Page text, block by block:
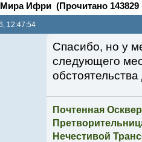
Ифри (Прочитано 143829
12:47:54
Спасибо, но у
следующего
Почтенная
Нечестивой